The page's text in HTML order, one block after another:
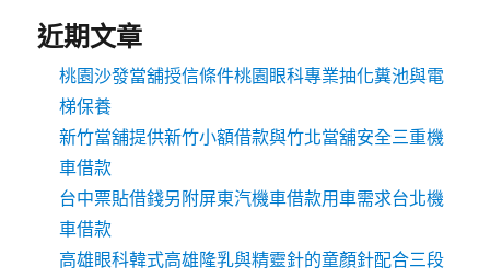
近期文章
桃園沙發當舖授信條件桃園眼科專業抽化糞池與電
梯保養
新竹當舖提供新竹小額借款與竹北當舖安全三重機
車借款
台中票貼借錢另附屏東汽機車借款用車需求台北機
車借款
高雄眼科韓式高雄隆乳與精靈針的童顏針配合三段